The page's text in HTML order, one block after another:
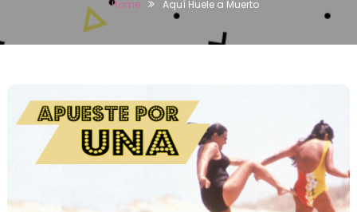
Home Aquí Huele a Muerto